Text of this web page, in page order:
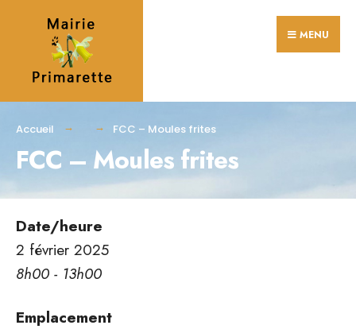
content
MENU
Accueil FCC – Moules frites
FCC – Moules frites
Date/heure
2 février 2025
8h00 - 13h00
Emplacement
for: